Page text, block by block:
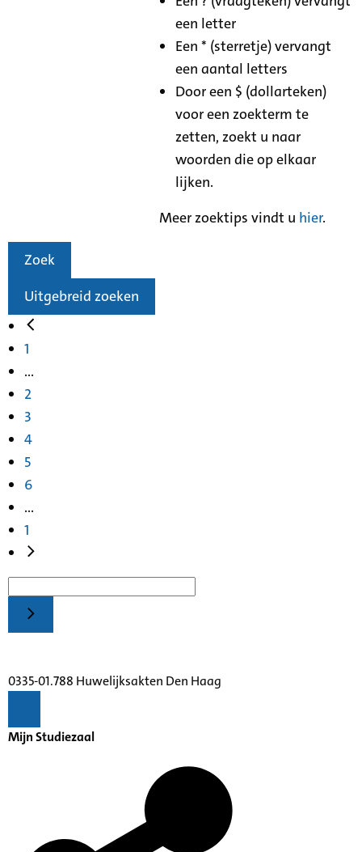
een letter
Een * (sterretje) vervangt
een aantal letters
Door een $ (dollarteken)
voor een zoekterm te
zetten, zoekt u naar
woorden die op elkaar
lijken.
Meer zoektips vindt u hier.
Zoek
Uitgebreid zoeken
1
...
2
3
4
5
6
...
1
0335-01.788 Huwelijksakten Den Haag
Mijn Studiezaal